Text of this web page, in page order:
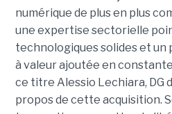
numérique de plus en plus
une expertise sectorielle
technologiques solides et
à valeur ajoutée en
ce titre Alessio Lechiara, DG
propos de cette acquisition.